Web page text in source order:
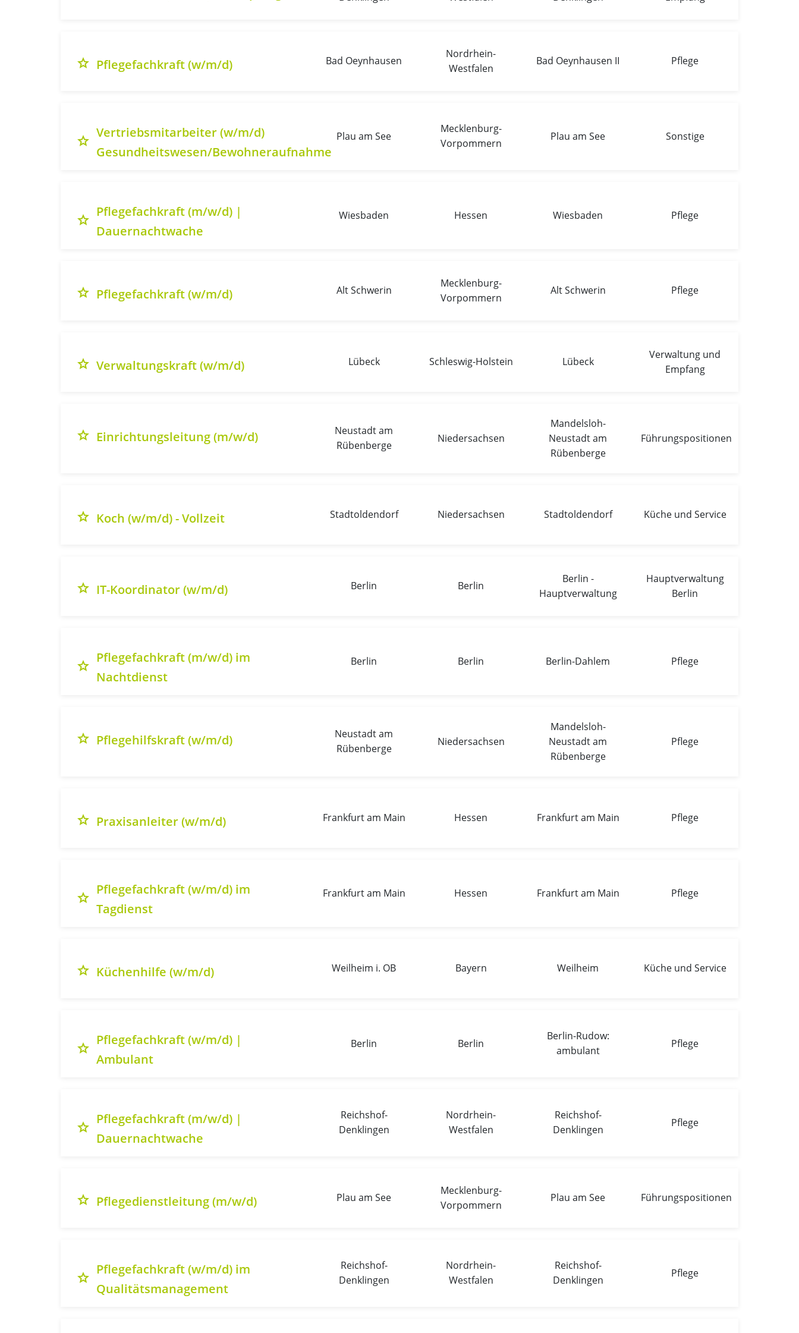
grade Pflegefachkraft (w/m/d) Bad Oeynhausen
Nordrhein-
Westfalen
Bad Oeynhausen II Pflege
grade
Vertriebsmitarbeiter (w/m/d)
Gesundheitswesen/Bewohneraufnahme
Plau am See
Mecklenburg-
Vorpommern
Plau am See Sonstige
grade
Pflegefachkraft (m/w/d) |
Dauernachtwache
Wiesbaden Hessen Wiesbaden Pflege
grade Pflegefachkraft (w/m/d) Alt Schwerin
Mecklenburg-
Vorpommern
Alt Schwerin Pflege
grade Verwaltungskraft (w/m/d) Lübeck Schleswig-Holstein Lübeck
Verwaltung und
Empfang
grade Einrichtungsleitung (m/w/d)
Neustadt am
Rübenberge
Niedersachsen
Mandelsloh-
Neustadt am
Rübenberge
Führungspositionen
grade Koch (w/m/d) - Vollzeit Stadtoldendorf Niedersachsen Stadtoldendorf Küche und Service
grade IT-Koordinator (w/m/d) Berlin Berlin
Berlin -
Hauptverwaltung
Hauptverwaltung
Berlin
grade
Pflegefachkraft (m/w/d) im
Nachtdienst
Berlin Berlin Berlin-Dahlem Pflege
grade Pflegehilfskraft (w/m/d)
Neustadt am
Rübenberge
Niedersachsen
Mandelsloh-
Neustadt am
Rübenberge
Pflege
grade Praxisanleiter (w/m/d) Frankfurt am Main Hessen Frankfurt am Main Pflege
grade
Pflegefachkraft (w/m/d) im
Tagdienst
Frankfurt am Main Hessen Frankfurt am Main Pflege
grade Küchenhilfe (w/m/d) Weilheim i. OB Bayern Weilheim Küche und Service
grade
Pflegefachkraft (w/m/d) |
Ambulant
Berlin Berlin
Berlin-Rudow:
ambulant
Pflege
grade
Pflegefachkraft (m/w/d) |
Dauernachtwache
Reichshof-
Denklingen
Nordrhein-
Westfalen
Reichshof-
Denklingen
Pflege
grade Pflegedienstleitung (m/w/d) Plau am See
Mecklenburg-
Vorpommern
Plau am See Führungspositionen
grade
Pflegefachkraft (w/m/d) im
Qualitätsmanagement
Reichshof-
Denklingen
Nordrhein-
Westfalen
Reichshof-
Denklingen
Pflege